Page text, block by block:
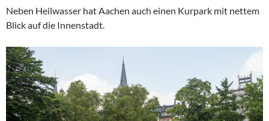
Neben Heilwasser hat Aachen auch einen Kurpark mit nettem
Blick auf die Innenstadt.